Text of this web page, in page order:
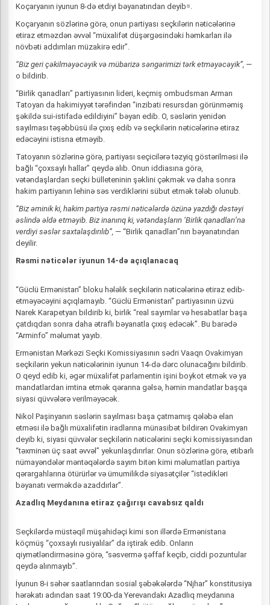
Koçaryanın iyunun 8-də etdiyi bəyanatından deyib=.
Koçaryanın sözlərinə görə, onun partiyası seçkilərin nəticələrinə
etiraz etməzdən əvvəl “müxalifət düşərgəsindəki həmkarları ilə
növbəti addımları müzakirə edir”.
“Biz geri çəkilməyəcəyik və mübarizə səngərimizi tərk etməyəcəyik”, —
o bildirib.
“Birlik qanadları” partiyasının lideri, keçmiş ombudsman Arman
Tatoyan da hakimiyyət tərəfindən “inzibati resursdan görünməmiş
şəkildə sui-istifadə edildiyini” bəyan edib. O, səslərin yenidən
sayılması təşəbbüsü ilə çıxış edib və seçkilərin nəticələrinə etiraz
edəcəyini istisna etməyib.
Tatoyanın sözlərinə görə, partiyası seçicilərə təzyiq göstərilməsi ilə
bağlı “çoxsaylı hallar” qeydə alıb. Onun iddiasına görə,
vətəndaşlardan seçki bülleteninin şəklini çəkmək və daha sonra
hakim partiyanın lehinə səs verdiklərini sübut etmək tələb olunub.
“Biz əminik ki, hakim partiya rəsmi nəticələrdə özünə yazdığı dəstəyi
əslində əldə etməyib. Biz inanırıq ki, vətəndaşların ‘Birlik qanadları’na
verdiyi səslər saxtalaşdırılıb”, — “Birlik qanadları”nın bəyanatından
deyilir.
Rəsmi nəticələr iyunun 14-də açıqlanacaq
“Güclü Ermənistan” bloku hələlik seçkilərin nəticələrinə etiraz edib-
etməyəcəyini açıqlamayıb. “Güclü Ermənistan” partiyasının üzvü
Narek Karapetyan bildirib ki, birlik “real sayımlar və hesabatlar başa
çatdıqdan sonra daha ətraflı bəyanatla çıxış edəcək”. Bu barədə
“Arminfo” məlumat yayıb.
Ermənistan Mərkəzi Seçki Komissiyasının sədri Vaaqn Ovakimyan
seçkilərin yekun nəticələrinin iyunun 14-də dərc olunacağını bildirib.
O qeyd edib ki, əgər müxalifət parlamentin işini boykot etmək və ya
mandatlardan imtina etmək qərarına gəlsə, həmin mandatlar başqa
siyasi qüvvələrə verilməyəcək.
Nikol Paşinyanın səslərin sayılması başa çatmamış qələbə elan
etməsi ilə bağlı müxalifətin iradlarına münasibət bildirən Ovakimyan
deyib ki, siyasi qüvvələr seçkilərin nəticələrini seçki komissiyasından
“təxminən üç saat əvvəl” yekunlaşdırırlar. Onun sözlərinə görə, etibarlı
nümayəndələr məntəqələrdə sayım bitən kimi məlumatları partiya
qərargahlarına ötürürlər və ümumilikdə siyasətçilər “istədikləri
bəyanatı verməkdə azaddırlar”.
Azadlıq Meydanına etiraz çağırışı cavabsız qaldı
Seçkilərdə müstəqil müşahidəçi kimi son illərdə Ermənistana
köçmüş “çoxsaylı rusiyalılar” da iştirak edib. Onların
qiymətləndirməsinə görə, “səsvermə şəffaf keçib, ciddi pozuntular
qeydə alınmayıb”.
İyunun 8-i səhər saatlarından sosial şəbəkələrdə “Njhar” konstitusiya
hərəkatı adından saat 19:00-da Yerevandakı Azadlıq meydanına